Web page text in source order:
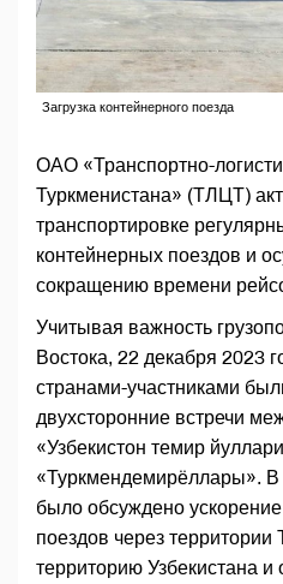
Загрузка контейнерного поезда
ОАО «Транспортно-
Туркменистана» (ТЛЦТ)
транспортировке
контейнерных поездов и
сокращению времени
Учитывая важность
Востока, 22 декабря 2023
странами-участниками
двухсторонние встречи
«Узбекистон темир
«Туркмендемирёллары». В
было обсуждено
поездов через территории
территорию Узбекистана и